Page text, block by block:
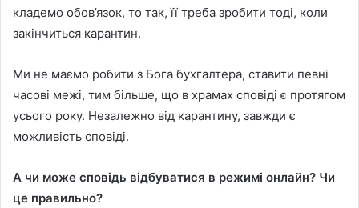
кладемо обов’язок, то так, її треба зробити тоді, коли
закінчиться карантин.
Ми не маємо робити з Бога бухгалтера, ставити певні
часові межі, тим більше, що в храмах сповіді є протягом
усього року. Незалежно від карантину, завжди є
можливість сповіді.
А чи може сповідь відбуватися в режимі онлайн? Чи
це правильно?